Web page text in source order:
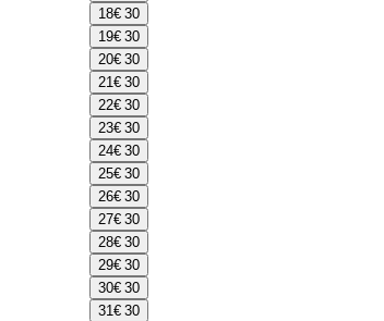
18€ 30
19€ 30
20€ 30
21€ 30
22€ 30
23€ 30
24€ 30
25€ 30
26€ 30
27€ 30
28€ 30
29€ 30
30€ 30
31€ 30